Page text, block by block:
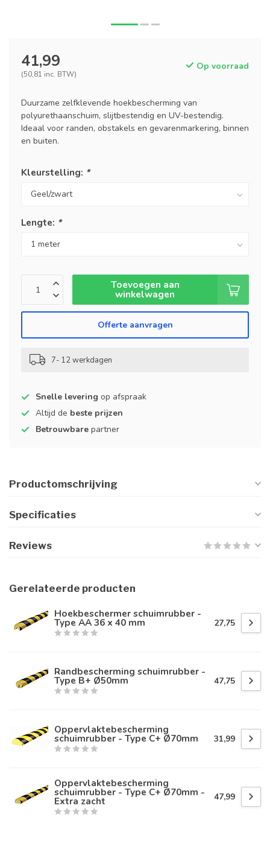
41,99
(50,81 inc. BTW)
Op voorraad
Duurzame zelfklevende hoekbescherming van
polyurethaanschuim, slijtbestendig en UV-bestendig.
Ideaal voor randen, obstakels en gevarenmarkering, binnen
en buiten.
Kleurstelling: *
Lengte: *
Toevoegen aan
winkelwagen
Offerte aanvragen
7- 12 werkdagen
Snelle levering op afspraak
Altijd de beste prijzen
Betrouwbare partner
Productomschrijving
Specificaties
Reviews
Gerelateerde producten
Hoekbeschermer schuimrubber -
Type AA 36 x 40 mm 27,75
Randbescherming schuimrubber -
Type B+ Ø50mm 47,75
Oppervlaktebescherming
schuimrubber - Type C+ Ø70mm 31,99
Oppervlaktebescherming
schuimrubber - Type C+ Ø70mm -
Extra zacht 47,99